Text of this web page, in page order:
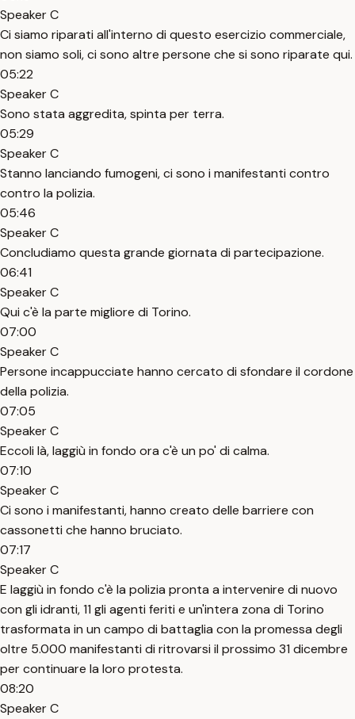
Speaker C
Ci siamo riparati all'interno di questo esercizio commerciale,
non siamo soli, ci sono altre persone che si sono riparate qui.
05:22
Speaker C
Sono stata aggredita, spinta per terra.
05:29
Speaker C
Stanno lanciando fumogeni, ci sono i manifestanti contro
contro la polizia.
05:46
Speaker C
Concludiamo questa grande giornata di partecipazione.
06:41
Speaker C
Qui c'è la parte migliore di Torino.
07:00
Speaker C
Persone incappucciate hanno cercato di sfondare il cordone
della polizia.
07:05
Speaker C
Eccoli là, laggiù in fondo ora c'è un po' di calma.
07:10
Speaker C
Ci sono i manifestanti, hanno creato delle barriere con
cassonetti che hanno bruciato.
07:17
Speaker C
E laggiù in fondo c'è la polizia pronta a intervenire di nuovo
con gli idranti, 11 gli agenti feriti e un'intera zona di Torino
trasformata in un campo di battaglia con la promessa degli
oltre 5.000 manifestanti di ritrovarsi il prossimo 31 dicembre
per continuare la loro protesta.
08:20
Speaker C